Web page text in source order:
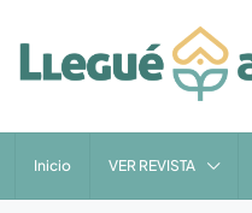
Inicio VER REVISTA